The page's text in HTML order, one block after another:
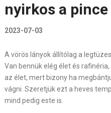
nyirkos a pince
2023-07-03
A vörös lányok állítólag a
Van bennük elég élet és
az élet, mert bizony ha
vágni. Szeretjük ezt a heves
mind pedig este is.